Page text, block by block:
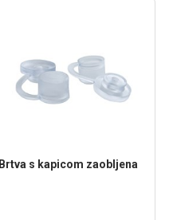
Brtva s kapicom zaobljena